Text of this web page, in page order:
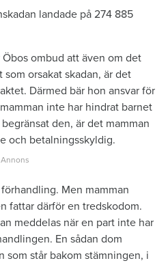
landade på 274 885
ombud att även om det
orsakat skadan, är det
Därmed bär hon ansvar för
inte har hindrat barnet
den, är det mamman
och betalningsskyldig.
Men mamman
fattar därför en tredskodom.
meddelas när en part inte har
En sådan dom
som står bakom stämningen, i